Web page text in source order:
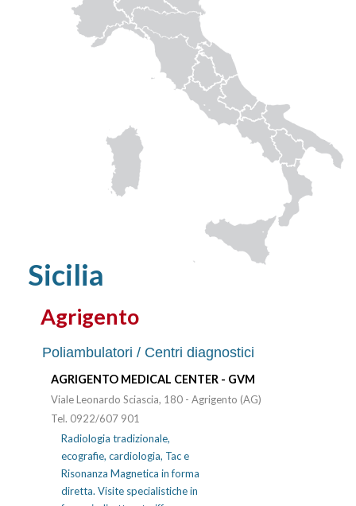
Sicilia
Agrigento
Poliambulatori / Centri diagnostici
AGRIGENTO MEDICAL CENTER - GVM
Viale Leonardo Sciascia, 180 - Agrigento (AG)
Tel. 0922/607 901
Radiologia tradizionale,
ecografie, cardiologia, Tac e
Risonanza Magnetica in forma
diretta. Visite specialistiche in